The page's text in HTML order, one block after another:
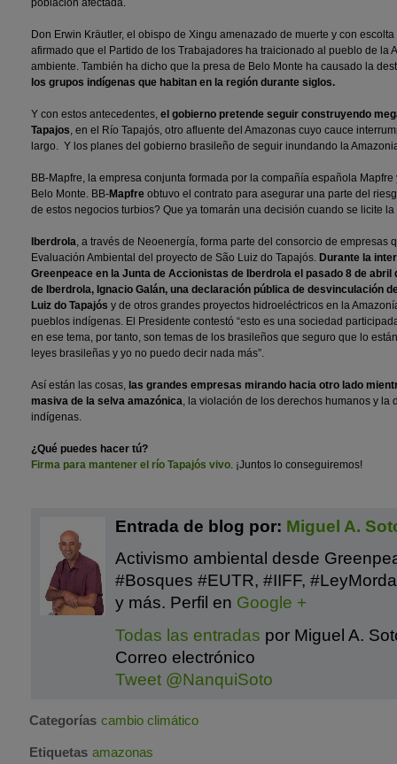
población afectada.
Don Erwin Kräutler, el obispo de Xingu amenazado de muerte y con
afirmado que el Partido de los Trabajadores ha traicionado al pueblo de la
ambiente. También ha dicho que la presa de Belo Monte ha causado la
los grupos indígenas que habitan en la región durante siglos.
Y con estos antecedentes, el gobierno pretende seguir construyendo
Tapajos, en el Río Tapajós, otro afluente del Amazonas cuyo cauce
largo. Y los planes del gobierno brasileño de seguir inundando la
BB-Mapfre, la empresa conjunta formada por la compañía española
Belo Monte. BB-Mapfre obtuvo el contrato para asegurar una parte del
de estos negocios turbios? Que ya tomarán una decisión cuando se licite la
Iberdrola, a través de Neoenergía, forma parte del consorcio de empresas
Evaluación Ambiental del proyecto de São Luiz do Tapajós. Durante la
Greenpeace en la Junta de Accionistas de Iberdrola el pasado 8 de
de Iberdrola, Ignacio Galán, una declaración pública de desvinculación
Luiz do Tapajós y de otros grandes proyectos hidroeléctricos en la
pueblos indígenas. El Presidente contestó “esto es una sociedad
en ese tema, por tanto, son temas de los brasileños que seguro que lo
leyes brasileñas y yo no puedo decir nada más”.
Así están las cosas, las grandes empresas mirando hacia otro lado
masiva de la selva amazónica, la violación de los derechos humanos y la
indígenas.
¿Qué puedes hacer tú?
Firma para mantener el río Tapajós vivo. ¡Juntos lo conseguiremos!
Entrada de blog por: Miguel A.
Activismo ambiental desde
#Bosques #EUTR, #IIFF,
y más. Perfil en Google +
Todas las entradas por Miguel A.
Correo electrónico
Tweet @NanquiSoto
Categorías cambio climático
Etiquetas amazonas